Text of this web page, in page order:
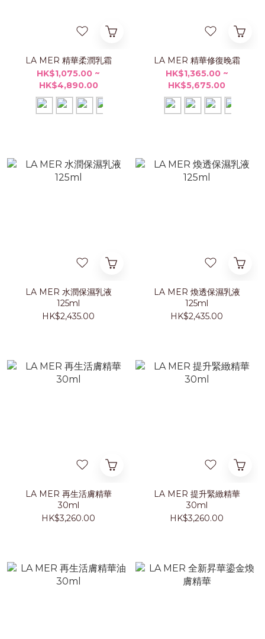
LA MER 精華柔潤乳霜
HK$1,075.00 ~
HK$4,890.00
LA MER 精華修復晚霜
HK$1,365.00 ~
HK$5,675.00
LA MER 水潤保濕乳液
125ml
HK$2,435.00
LA MER 煥透保濕乳液
125ml
HK$2,435.00
LA MER 再生活膚精華
30ml
HK$3,260.00
LA MER 提升緊緻精華
30ml
HK$3,260.00